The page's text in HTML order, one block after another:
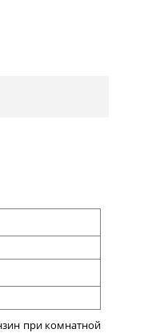
при комнатной